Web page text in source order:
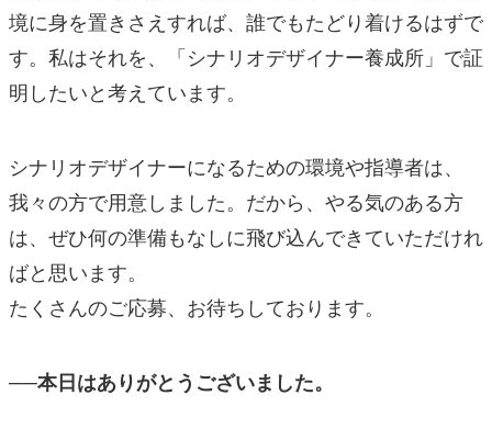
境に身を置きさえすれば、誰でもたどり着けるはずで
す。私はそれを、「シナリオデザイナー養成所」で証
明したいと考えています。
シナリオデザイナーになるための環境や指導者は、
我々の方で用意しました。だから、やる気のある方
は、ぜひ何の準備もなしに飛び込んできていただけれ
ばと思います。
たくさんのご応募、お待ちしております。
──本日はありがとうございました。